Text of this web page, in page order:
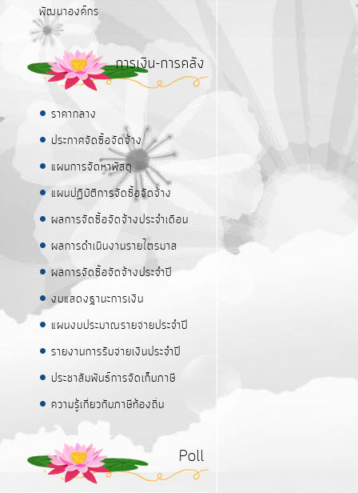
พัฒนาองค์กร
การเงิน-การคลัง
ราคากลาง
ประกาศจัดซื้อจัดจ้าง
แผนการจัดหาพัสดุ
แผนปฏิบัติการจัดซื้อจัดจ้าง
ผลการจัดซื้อจัดจ้างประจำเดือน
ผลการดำเนินงานรายไตรมาส
ผลการจัดซื้อจัดจ้างประจำปี
งบแสดงฐานะการเงิน
แผนงบประมาณรายจ่ายประจำปี
รายงานการรับจ่ายเงินประจำปี
ประชาสัมพันธ์การจัดเก็บภาษี
ความรู้เกี่ยวกับภาษีท้องถิ่น
Poll